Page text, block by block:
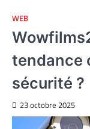
WEB
tendance
sécurité ?
23 octobre 2025